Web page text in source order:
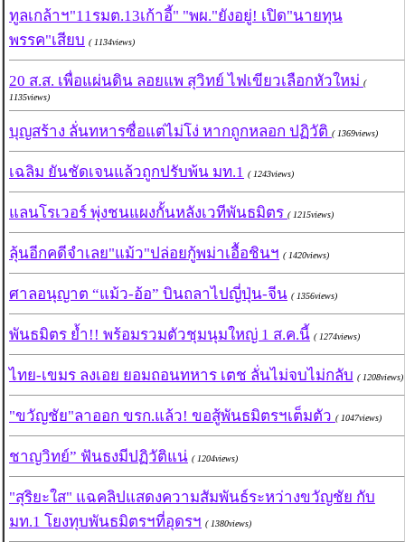
ทูลเกล้าฯ"11รมต.13เก้าอี้" "พผ."ยังอยู่! เปิด"นายทุน
พรรค"เสียบ ( 1134views)
20 ส.ส. เพื่อแผ่นดิน ลอยแพ สุวิทย์ ไฟเขียวเลือกหัวใหม่ (
1135views)
บุญสร้าง ลั่นทหารซื่อแต่ไม่โง่ หากถูกหลอก ปฏิวัติ ( 1369views)
เฉลิม ยันชัดเจนแล้วถูกปรับพ้น มท.1 ( 1243views)
แลนโรเวอร์ พุ่งชนแผงกั้นหลังเวทีพันธมิตร ( 1215views)
ลุ้นอีกคดีจำเลย"แม้ว"ปล่อยกู้พม่าเอื้อชินฯ ( 1420views)
ศาลอนุญาต “แม้ว-อ้อ” บินถลาไปญี่ปุ่น-จีน ( 1356views)
พันธมิตร ย้ำ!! พร้อมรวมตัวชุมนุมใหญ่ 1 ส.ค.นี้ ( 1274views)
ไทย-เขมร ลงเอย ยอมถอนทหาร เตช ลั่นไม่จบไม่กลับ ( 1208views)
"ขวัญชัย"ลาออก ขรก.แล้ว! ขอสู้พันธมิตรฯเต็มตัว ( 1047views)
ชาญวิทย์” ฟันธงมีปฏิวัติแน่ ( 1204views)
"สุริยะใส" แฉคลิปแสดงความสัมพันธ์ระหว่างขวัญชัย กับ
มท.1 โยงทุบพันธมิตรฯที่อุดรฯ ( 1380views)